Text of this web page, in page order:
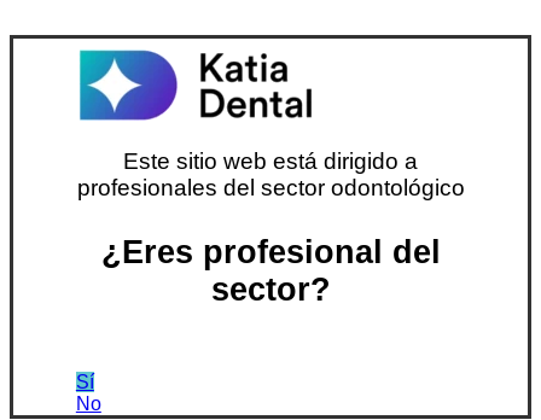
Este sitio web está dirigido a
profesionales del sector odontológico
¿Eres profesional del
sector?
Sí
No